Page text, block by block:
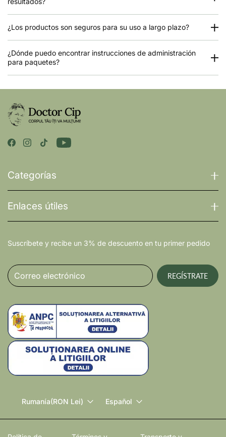
¿Los productos son seguros para su uso a largo plazo?
¿Dónde puedo encontrar instrucciones de administración
para paquetes?
Categorías
Enlaces útiles
Suscríbete y recibe un 3% de descuento en tu primer pedido
Correo electrónico
REGÍSTRATE
Rumanía (RON Lei) Español